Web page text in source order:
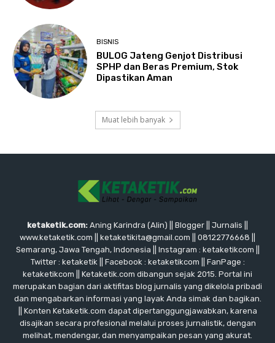
BISNIS
BULOG Jateng Genjot Distribusi
SPHP dan Beras Premium, Stok
Dipastikan Aman
Muat lebih banyak
ketaketik.com: Aning Karindra (Alin) || Blogger || Jurnalis ||
www.ketaketik.com || ketaketikita@gmail.com || 08122776668 ||
Semarang, Jawa Tengah, Indonesia || Instagram : ketaketikcom ||
Twitter : ketaketik || Facebook : ketaketikcom || FanPage :
ketaketikcom || Ketaketik.com dibangun sejak 2015. Portal ini
merupakan bagian dari aktifitas blog jurnalis yang dikelola pribadi
dan mengabarkan informasi yang layak Anda simak dan bagikan.
|| Konten Ketaketik.com dapat dipertanggungjawabkan, karena
disajikan secara profesional melalui proses jurnalistik, dengan
melihat, mendengar, dan menyampaikan pesan yang akurat.